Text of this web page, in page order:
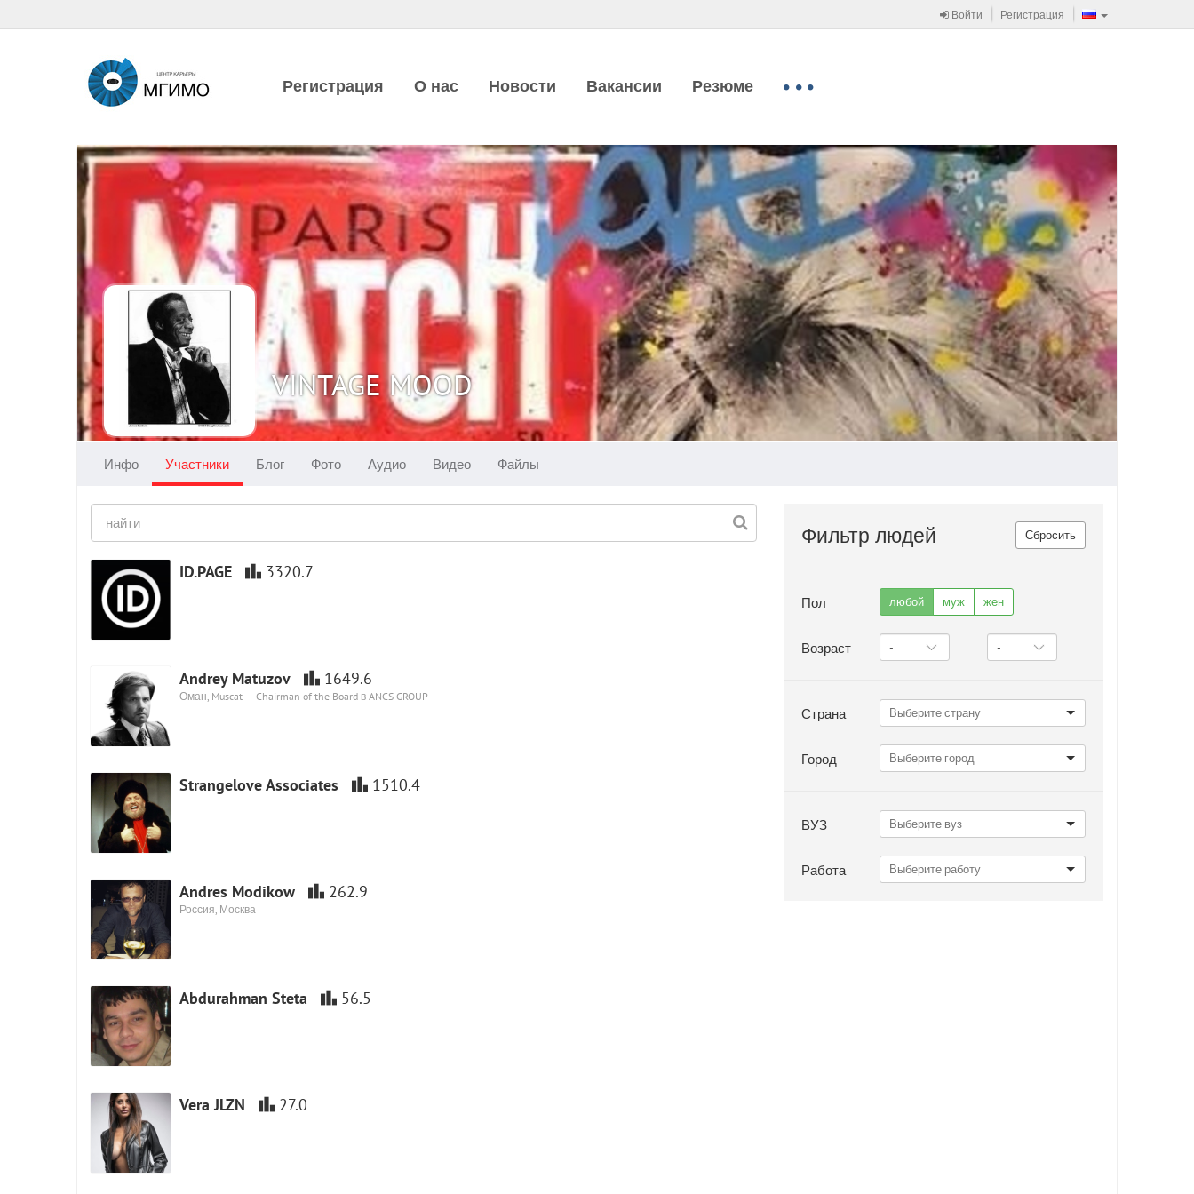
Войти Регистрация
Регистрация О нас Новости Вакансии Резюме
VINTAGE MOOD
Инфо Участники Блог Фото Аудио Видео Файлы
ID.PAGE 3320.7
Andrey Matuzov 1649.6
Оман, Muscat Chairman of the Board в ANCS GROUP
Strangelove Associates 1510.4
Andres Modikow 262.9
Россия, Москва
Abdurahman Steta 56.5
Vera JLZN 27.0
Сбросить
Фильтр людей
Пол любой муж жен
Возраст —
Страна
Город
ВУЗ
Работа